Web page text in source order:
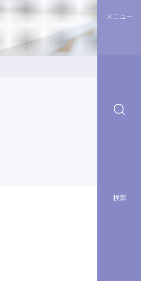
メニュー
検索